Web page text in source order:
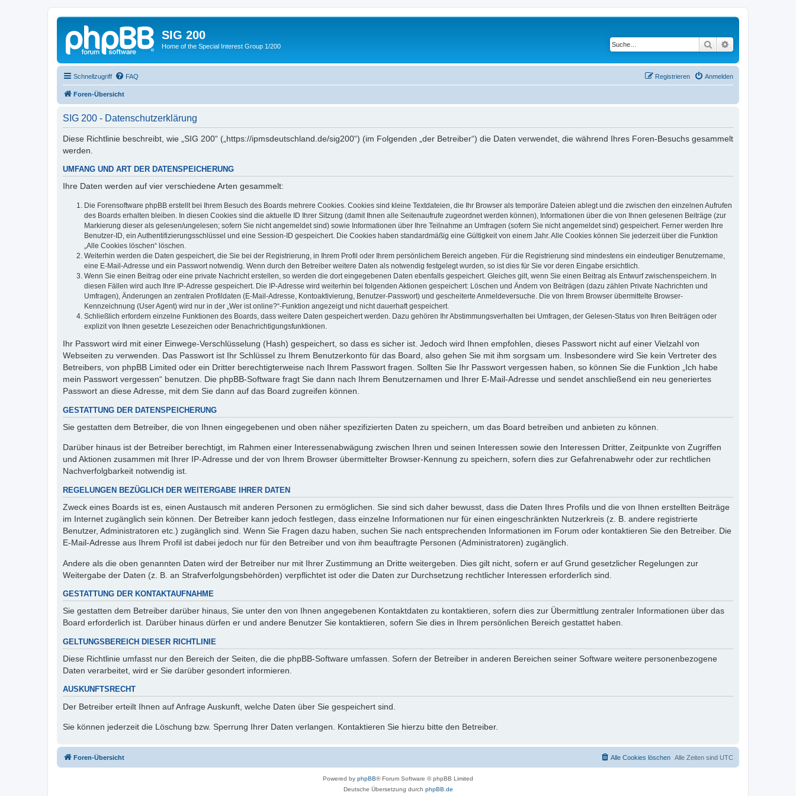
SIG 200
Home of the Special Interest Group 1/200 Suche
Schnellzugriff FAQ Anmelden
Registrieren
Foren-Übersicht
SIG 200 - Datenschutzerklärung
Diese Richtlinie beschreibt, wie „SIG 200“ („https://ipmsdeutschland.de/sig200“) (im Folgenden „der Betreiber“) die Daten verwendet, die während Ihres Foren-Besuchs gesammelt
werden.
UMFANG UND ART DER DATENSPEICHERUNG
Ihre Daten werden auf vier verschiedene Arten gesammelt:
Die Forensoftware phpBB erstellt bei Ihrem Besuch des Boards mehrere Cookies. Cookies sind kleine Textdateien, die Ihr Browser als temporäre Dateien ablegt und die zwischen den einzelnen Aufrufen
des Boards erhalten bleiben. In diesen Cookies sind die aktuelle ID Ihrer Sitzung (damit Ihnen alle Seitenaufrufe zugeordnet werden können), Informationen über die von Ihnen gelesenen Beiträge (zur
Markierung dieser als gelesen/ungelesen; sofern Sie nicht angemeldet sind) sowie Informationen über Ihre Teilnahme an Umfragen (sofern Sie nicht angemeldet sind) gespeichert. Ferner werden Ihre
Benutzer-ID, ein Authentifizierungsschlüssel und eine Session-ID gespeichert. Die Cookies haben standardmäßig eine Gültigkeit von einem Jahr. Alle Cookies können Sie jederzeit über die Funktion
„Alle Cookies löschen“ löschen.
Weiterhin werden die Daten gespeichert, die Sie bei der Registrierung, in Ihrem Profil oder Ihrem persönlichem Bereich angeben. Für die Registrierung sind mindestens ein eindeutiger Benutzername,
eine E-Mail-Adresse und ein Passwort notwendig. Wenn durch den Betreiber weitere Daten als notwendig festgelegt wurden, so ist dies für Sie vor deren Eingabe ersichtlich.
Wenn Sie einen Beitrag oder eine private Nachricht erstellen, so werden die dort eingegebenen Daten ebenfalls gespeichert. Gleiches gilt, wenn Sie einen Beitrag als Entwurf zwischenspeichern. In
diesen Fällen wird auch Ihre IP-Adresse gespeichert. Die IP-Adresse wird weiterhin bei folgenden Aktionen gespeichert: Löschen und Ändern von Beiträgen (dazu zählen Private Nachrichten und
Umfragen), Änderungen an zentralen Profildaten (E-Mail-Adresse, Kontoaktivierung, Benutzer-Passwort) und gescheiterte Anmeldeversuche. Die von Ihrem Browser übermittelte Browser-
Kennzeichnung (User Agent) wird nur in der „Wer ist online?“-Funktion angezeigt und nicht dauerhaft gespeichert.
Schließlich erfordern einzelne Funktionen des Boards, dass weitere Daten gespeichert werden. Dazu gehören Ihr Abstimmungsverhalten bei Umfragen, der Gelesen-Status von Ihren Beiträgen oder
explizit von Ihnen gesetzte Lesezeichen oder Benachrichtigungsfunktionen.
Ihr Passwort wird mit einer Einwege-Verschlüsselung (Hash) gespeichert, so dass es sicher ist. Jedoch wird Ihnen empfohlen, dieses Passwort nicht auf einer Vielzahl von
Webseiten zu verwenden. Das Passwort ist Ihr Schlüssel zu Ihrem Benutzerkonto für das Board, also gehen Sie mit ihm sorgsam um. Insbesondere wird Sie kein Vertreter des
Betreibers, von phpBB Limited oder ein Dritter berechtigterweise nach Ihrem Passwort fragen. Sollten Sie Ihr Passwort vergessen haben, so können Sie die Funktion „Ich habe
mein Passwort vergessen“ benutzen. Die phpBB-Software fragt Sie dann nach Ihrem Benutzernamen und Ihrer E-Mail-Adresse und sendet anschließend ein neu generiertes
Passwort an diese Adresse, mit dem Sie dann auf das Board zugreifen können.
GESTATTUNG DER DATENSPEICHERUNG
Sie gestatten dem Betreiber, die von Ihnen eingegebenen und oben näher spezifizierten Daten zu speichern, um das Board betreiben und anbieten zu können.
Darüber hinaus ist der Betreiber berechtigt, im Rahmen einer Interessenabwägung zwischen Ihren und seinen Interessen sowie den Interessen Dritter, Zeitpunkte von Zugriffen
und Aktionen zusammen mit Ihrer IP-Adresse und der von Ihrem Browser übermittelter Browser-Kennung zu speichern, sofern dies zur Gefahrenabwehr oder zur rechtlichen
Nachverfolgbarkeit notwendig ist.
REGELUNGEN BEZÜGLICH DER WEITERGABE IHRER DATEN
Zweck eines Boards ist es, einen Austausch mit anderen Personen zu ermöglichen. Sie sind sich daher bewusst, dass die Daten Ihres Profils und die von Ihnen erstellten Beiträge
im Internet zugänglich sein können. Der Betreiber kann jedoch festlegen, dass einzelne Informationen nur für einen eingeschränkten Nutzerkreis (z. B. andere registrierte
Benutzer, Administratoren etc.) zugänglich sind. Wenn Sie Fragen dazu haben, suchen Sie nach entsprechenden Informationen im Forum oder kontaktieren Sie den Betreiber. Die
E-Mail-Adresse aus Ihrem Profil ist dabei jedoch nur für den Betreiber und von ihm beauftragte Personen (Administratoren) zugänglich.
Andere als die oben genannten Daten wird der Betreiber nur mit Ihrer Zustimmung an Dritte weitergeben. Dies gilt nicht, sofern er auf Grund gesetzlicher Regelungen zur
Weitergabe der Daten (z. B. an Strafverfolgungsbehörden) verpflichtet ist oder die Daten zur Durchsetzung rechtlicher Interessen erforderlich sind.
GESTATTUNG DER KONTAKTAUFNAHME
Sie gestatten dem Betreiber darüber hinaus, Sie unter den von Ihnen angegebenen Kontaktdaten zu kontaktieren, sofern dies zur Übermittlung zentraler Informationen über das
Board erforderlich ist. Darüber hinaus dürfen er und andere Benutzer Sie kontaktieren, sofern Sie dies in Ihrem persönlichen Bereich gestattet haben.
GELTUNGSBEREICH DIESER RICHTLINIE
Diese Richtlinie umfasst nur den Bereich der Seiten, die die phpBB-Software umfassen. Sofern der Betreiber in anderen Bereichen seiner Software weitere personenbezogene
Daten verarbeitet, wird er Sie darüber gesondert informieren.
AUSKUNFTSRECHT
Der Betreiber erteilt Ihnen auf Anfrage Auskunft, welche Daten über Sie gespeichert sind.
Sie können jederzeit die Löschung bzw. Sperrung Ihrer Daten verlangen. Kontaktieren Sie hierzu bitte den Betreiber.
Foren-Übersicht Alle Zeiten sind UTC
Alle Cookies löschen
Powered by phpBB® Forum Software © phpBB Limited
Deutsche Übersetzung durch phpBB.de